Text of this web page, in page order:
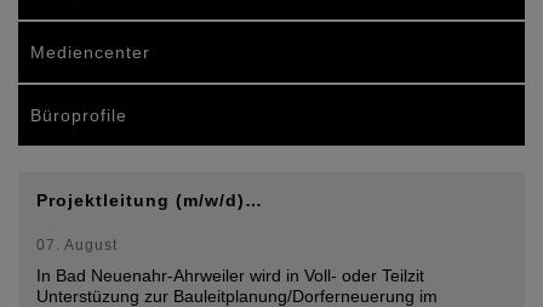
Mediencenter
Büroprofile
Projektleitung (m/w/d)…
07. August
In Bad Neuenahr-Ahrweiler wird in Voll- oder Teilzit
Unterstüzung zur Bauleitplanung/Dorferneuerung im